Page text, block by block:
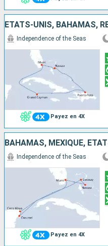
Payez en 4X
Independence of the Seas
BAHAMAS, MEXIQUE,
Payez en 4X
Independence of the Seas